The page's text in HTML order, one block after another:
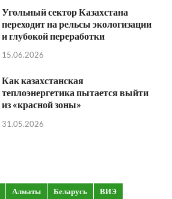
Угольный сектор Казахстана
переходит на рельсы экологизации
и глубокой переработки
15.06.2026
Как казахстанская
теплоэнергетика пытается выйти
из «красной зоны»
31.05.2026
Алматы Беларусь
ВИЭ